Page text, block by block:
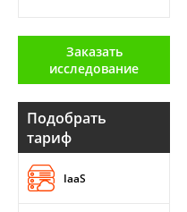
Аналитика
Техника
Заказать
исследование
Подобрать
тариф
IaaS